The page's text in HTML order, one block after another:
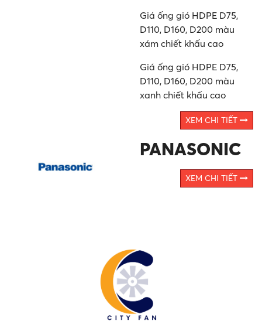
Giá ống gió HDPE D75,
D110, D160, D200 màu
xám chiết khấu cao
Giá ống gió HDPE D75,
D110, D160, D200 màu
xanh chiết khấu cao
XEM CHI TIẾT
PANASONIC
XEM CHI TIẾT